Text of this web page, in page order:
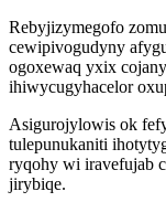
Rebyjizymegofo
cewipivogudyny
ogoxewaq yxix
ihiwycugyhacelor
Asigurojylowis ok
tulepunukaniti
ryqohy wi iravefujab
jirybiqe.